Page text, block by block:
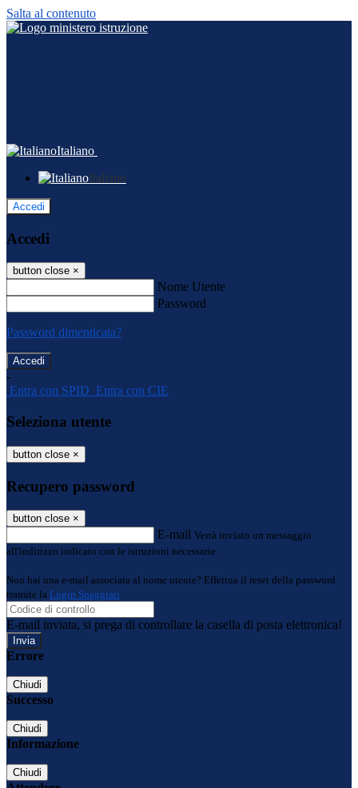
Salta al contenuto
Italiano
Italiano
Accedi
Accedi
button close ×
Nome Utente
Password
Password dimenticata?
-
Entra con SPID Entra con CIE
Seleziona utente
button close ×
Recupero password
button close ×
E-mail Verrà inviato un messaggio
all'indirizzo indicato con le istruzioni necessarie.
Non hai una e-mail associata al nome utente? Effettua il reset della password
tramite la Login Spaggiari
E-mail inviata, si prega di controllare la casella di posta elettronica!
Errore
Chiudi
Successo
Chiudi
Informazione
Chiudi